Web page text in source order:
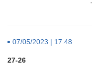
07/05/2023 | 17:48
27-26